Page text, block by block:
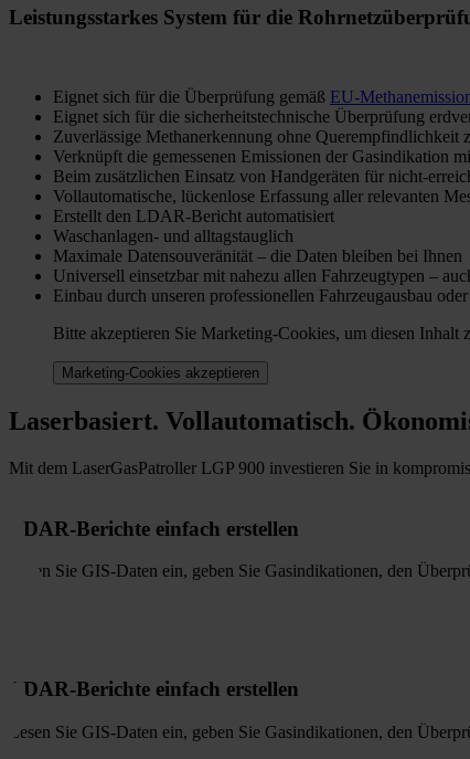
Leistungsstarkes System für die
Eignet sich für die Überprüfung gemäß EU-
Eignet sich für die sicherheitstechnische Überprüfung
Zuverlässige Methanerkennung ohne Querempfindlichkeit
Verknüpft die gemessenen Emissionen der Gasindikation
Beim zusätzlichen Einsatz von Handgeräten für nicht-
Vollautomatische, lückenlose Erfassung aller relevanten
Erstellt den LDAR-Bericht automatisiert
Waschanlagen- und alltagstauglich
Maximale Datensouveränität – die Daten bleiben bei Ihnen
Universell einsetzbar mit nahezu allen Fahrzeugtypen –
Einbau durch unseren professionellen Fahrzeugausbau
Bitte akzeptieren Sie Marketing-Cookies, um diesen Inhalt
Marketing-Cookies akzeptieren
Laserbasiert. Vollautomatisch.
Mit dem LaserGasPatroller LGP 900 investieren Sie in
LDAR-Berichte einfach erstellen
Lesen Sie GIS-Daten ein, geben Sie Gasindikationen, den
LDAR-Berichte einfach erstellen
Lesen Sie GIS-Daten ein, geben Sie Gasindikationen, den